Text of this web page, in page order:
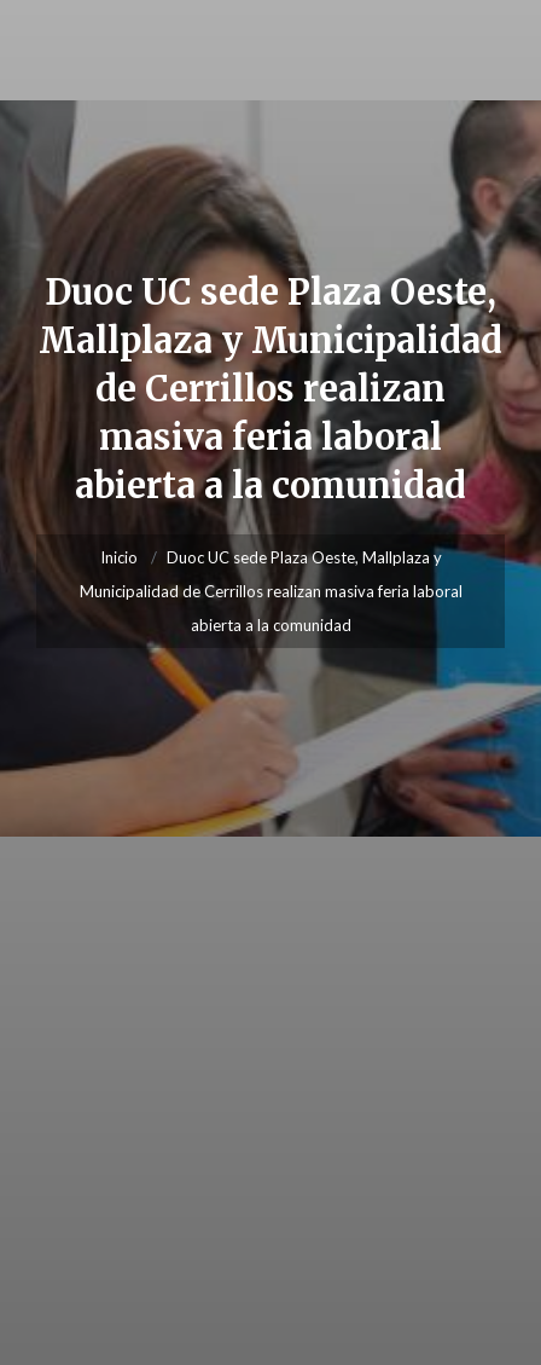
Duoc UC sede Plaza Oeste,
Mallplaza y Municipalidad
de Cerrillos realizan
masiva feria laboral
abierta a la comunidad
Inicio
Duoc UC sede Plaza Oeste, Mallplaza y
Municipalidad de Cerrillos realizan masiva feria laboral
abierta a la comunidad